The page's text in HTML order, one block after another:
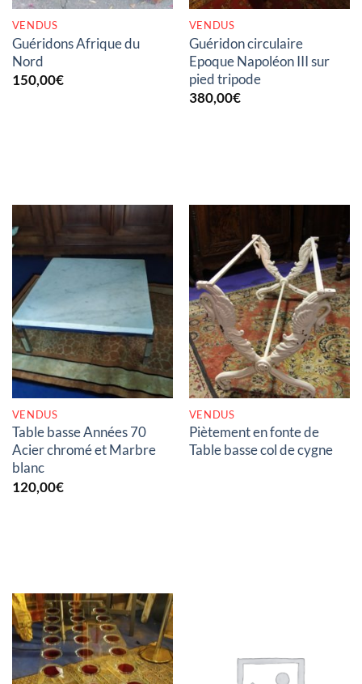
VENDUS
Guéridons Afrique du
Nord
150,00€
VENDUS
Guéridon circulaire
Epoque Napoléon III sur
pied tripode
380,00€
RUPTURE DE STOCK
VENDUS
Table basse Années 70
Acier chromé et Marbre
blanc
120,00€
RUPTURE DE STOCK
VENDUS
Piètement en fonte de
Table basse col de cygne